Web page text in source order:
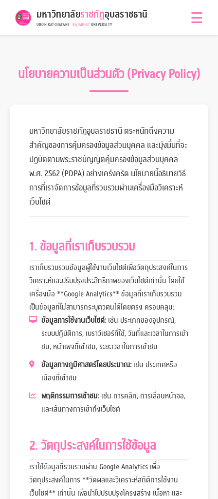
มหาวิทยาลัยราชภัฏอุบลราชธานี
UBON RATCHATANI RAJABHATUNIVERSITY ☰
นโยบายความเป็นส่วนตัว (Privacy Policy)
มหาวิทยาลัยราชภัฏอุบลราชธานี ตระหนักถึงความ
สำคัญของการคุ้มครองข้อมูลส่วนบุคคล และมุ่งมั่นที่จะ
ปฏิบัติตามพระราชบัญญัติคุ้มครองข้อมูลส่วนบุคคล
พ.ศ. 2562 (PDPA) อย่างเคร่งครัด นโยบายนี้อธิบายวิธี
การที่เราจัดการข้อมูลที่รวบรวมผ่านเครื่องมือวิเคราะห์
เว็บไซต์
1. ข้อมูลที่เราเก็บรวบรวม
เราเก็บรวบรวมข้อมูลผู้ใช้งานเว็บไซต์เพื่อวัตถุประสงค์ในการ
วิเคราะห์และปรับปรุงประสิทธิภาพของเว็บไซต์เท่านั้น โดยใช้
เครื่องมือ **Google Analytics** ข้อมูลที่เราเก็บรวบรวม
เป็นข้อมูลที่ไม่สามารถระบุตัวตนได้โดยตรง ครอบคลุม:
ข้อมูลการใช้งานเว็บไซต์: เช่น ประเภทของอุปกรณ์,
ระบบปฏิบัติการ, เบราว์เซอร์ที่ใช้, วันที่และเวลาในการเข้า
ชม, หน้าเพจที่เข้าชม, ระยะเวลาในการเข้าชม
ข้อมูลทางภูมิศาสตร์โดยประมาณ: เช่น ประเทศหรือ
เมืองที่เข้าชม
พฤติกรรมการเข้าชม: เช่น การคลิก, การเลื่อนหน้าจอ,
และเส้นทางการเข้าถึงเว็บไซต์
2. วัตถุประสงค์ในการใช้ข้อมูล
เราใช้ข้อมูลที่รวบรวมผ่าน Google Analytics เพื่อ
วัตถุประสงค์ในการ **วัดผลและวิเคราะห์สถิติการใช้งาน
เว็บไซต์** เท่านั้น เพื่อนำไปปรับปรุงโครงสร้าง เนื้อหา และ